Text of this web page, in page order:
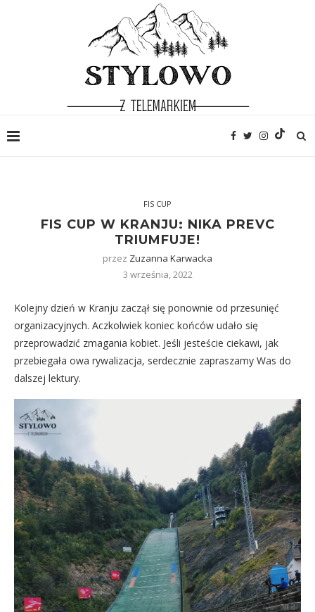
FIS CUP
FIS CUP W KRANJU: NIKA PREVC
TRIUMFUJE!
przez Zuzanna Karwacka
3 września, 2022
Kolejny dzień w Kranju zaczął się ponownie od przesunięć
organizacyjnych. Aczkolwiek koniec końców udało się
przeprowadzić zmagania kobiet. Jeśli jesteście ciekawi, jak
przebiegała owa rywalizacja, serdecznie zapraszamy Was do
dalszej lektury.